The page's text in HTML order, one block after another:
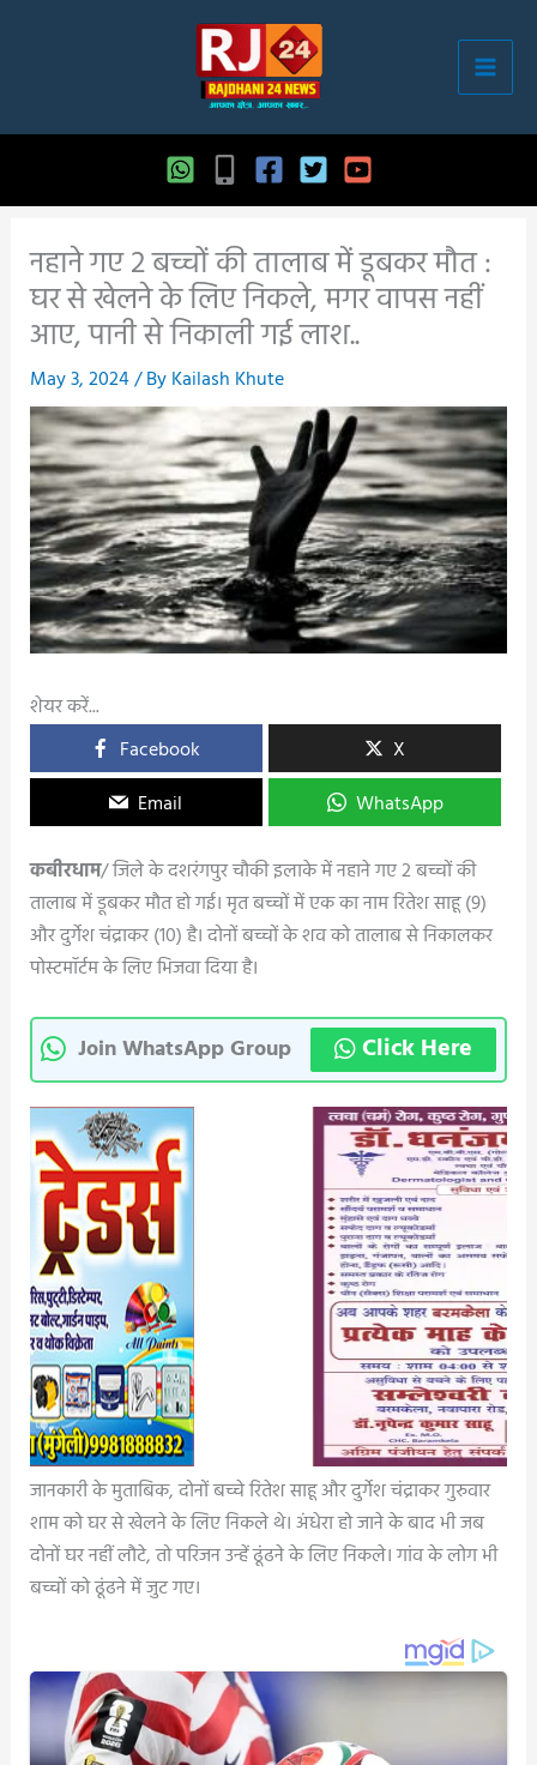
नहाने गए 2 बच्चों की तालाब में डूबकर मौत :
घर से खेलने के लिए निकले, मगर वापस नहीं
आए, पानी से निकाली गई लाश..
May 3, 2024/ ByKailash Khute
शेयर करें...
Facebook
X
Email
WhatsApp
कबीरधाम/ जिले के दशरंगपुर चौकी इलाके में नहाने गए 2 बच्चों की
तालाब में डूबकर मौत हो गई। मृत बच्चों में एक का नाम रितेश साहू (9)
और दुर्गेश चंद्राकर (10) है। दोनों बच्चों के शव को तालाब से निकालकर
पोस्टमॉर्टम के लिए भिजवा दिया है।
Join WhatsApp Group Click Here
जानकारी के मुताबिक, दोनों बच्चे रितेश साहू और दुर्गेश चंद्राकर गुरुवार
शाम को घर से खेलने के लिए निकले थे। अंधेरा हो जाने के बाद भी जब
दोनों घर नहीं लौटे, तो परिजन उन्हें ढूंढने के लिए निकले। गांव के लोग भी
बच्चों को ढूंढने में जुट गए।